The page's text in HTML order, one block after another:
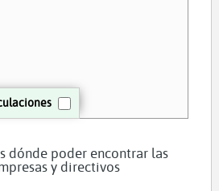
dónde poder encontrar las
y directivos